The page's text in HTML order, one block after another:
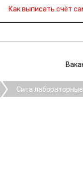
Как выписать счёт
Сита